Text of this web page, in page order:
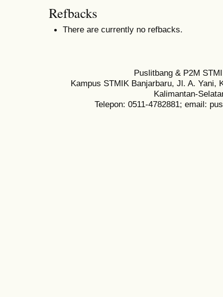
Refbacks
There are currently no refbacks.
Puslitbang & P2M
Kampus STMIK Banjarbaru, Jl. A. Yani,
Kalimantan-
Telepon: 0511-4782881; email: